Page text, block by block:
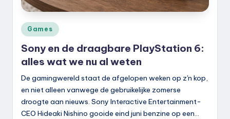
Geplaatst
in
Games
Sony en de draagbare PlayStation 6:
alles wat we nu al weten
De gamingwereld staat de afgelopen weken op z'n kop,
en niet alleen vanwege de gebruikelijke zomerse
droogte aan nieuws. Sony Interactive Entertainment-
CEO Hideaki Nishino gooide eind juni benzine op een…